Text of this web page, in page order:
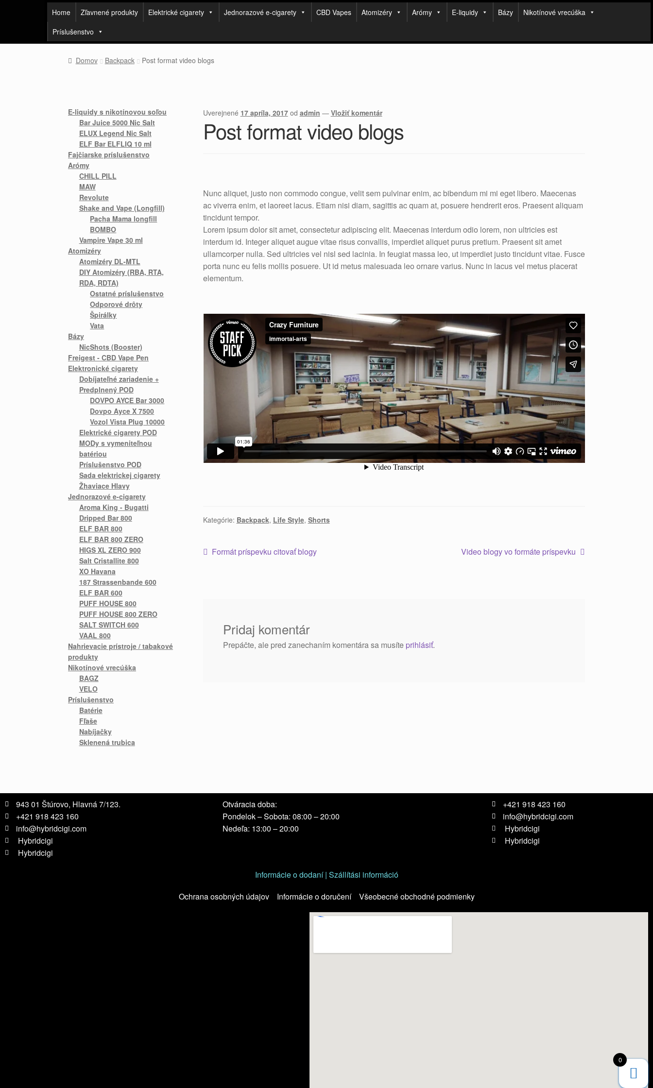
Home Zľavnené produkty Elektrické cigarety Jednorazové e-cigarety CBD Vapes Atomizéry Arómy E-liquidy Bázy
Nikotínové vrecúška
Príslušenstvo
Domov Backpack Post format video blogs
Uverejnené 17 apríla, 2017 od admin — Vložiť komentár
Post format video blogs
Nunc aliquet, justo non commodo congue, velit sem pulvinar enim, ac bibendum mi mi eget libero. Maecenas
ac viverra enim, et laoreet lacus. Etiam nisi diam, sagittis ac quam at, posuere hendrerit eros. Praesent aliquam
tincidunt tempor.
Lorem ipsum dolor sit amet, consectetur adipiscing elit. Maecenas interdum odio lorem, non ultricies est
interdum id. Integer aliquet augue vitae risus convallis, imperdiet aliquet purus pretium. Praesent sit amet
ullamcorper nulla. Sed ultricies vel nisl sed lacinia. In feugiat massa leo, ut imperdiet justo tincidunt vitae. Fusce
porta nunc eu felis mollis posuere. Ut id metus malesuada leo ornare varius. Nunc in lacus vel metus placerat
elementum.
Kategórie: Backpack, Life Style, Shorts
Formát príspevku citovať blogy Video blogy vo formáte príspevku
Pridaj komentár
Prepáčte, ale pred zanechaním komentára sa musíte prihlásiť.
E-liquidy s nikotínovou soľou
Bar Juice 5000 Nic Salt
ELUX Legend Nic Salt
ELF Bar ELFLIQ 10 ml
Fajčiarske príslušenstvo
Arómy
CHILL PILL
MAW
Revolute
Shake and Vape (Longfill)
Pacha Mama longfill
BOMBO
Vampire Vape 30 ml
Atomizéry
Atomizéry DL-MTL
DIY Atomizéry (RBA, RTA,
RDA, RDTA)
Ostatné príslušenstvo
Odporové drôty
Špirálky
Vata
Bázy
NicShots (Booster)
Freigest - CBD Vape Pen
Elektronické cigarety
Dobíjateľné zariadenie +
Predplnený POD
DOVPO AYCE Bar 3000
Dovpo Ayce X 7500
Vozol Vista Plug 10000
Elektrické cigarety POD
MODy s vymeniteľnou
batériou
Príslušenstvo POD
Sada elektrickej cigarety
Žhaviace Hlavy
Jednorazové e-cigarety
Aroma King - Bugatti
Dripped Bar 800
ELF BAR 800
ELF BAR 800 ZERO
HIGS XL ZERO 900
Salt Cristallite 800
XO Havana
187 Strassenbande 600
ELF BAR 600
PUFF HOUSE 800
PUFF HOUSE 800 ZERO
SALT SWITCH 600
VAAL 800
Nahrievacie prístroje / tabakové
produkty
Nikotínové vrecúška
BAGZ
VELO
Príslušenstvo
Batérie
Fľaše
Nabíjačky
Sklenená trubica
943 01 Štúrovo, Hlavná 7/123.
+421 918 423 160
info@hybridcigi.com
Hybridcigi
Hybridcigi
Otváracia doba:
Pondelok – Sobota: 08:00 – 20:00
Nedeľa: 13:00 – 20:00
+421 918 423 160
info@hybridcigi.com
Hybridcigi
Hybridcigi
Informácie o dodaní | Szállítási információ
Ochrana osobných údajov
Informácie o doručení Všeobecné obchodné podmienky
0